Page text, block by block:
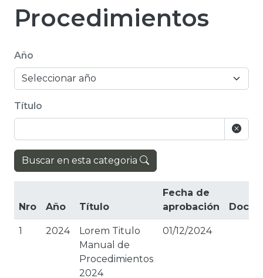
Procedimientos
Año
Título
Buscar en esta categoria
Nro Año Título
Fecha de
aprobación
1 2024
Lorem Titulo
Manual de
Procedimientos
2024
01/12/2024